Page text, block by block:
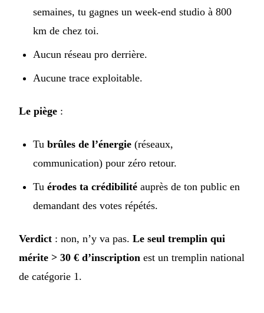
semaines, tu gagnes un week-end studio à 800
km de chez toi.
Aucun réseau pro derrière.
Aucune trace exploitable.
Le piège :
Tu brûles de l’énergie (réseaux,
communication) pour zéro retour.
Tu érodes ta crédibilité auprès de ton public en
demandant des votes répétés.
Verdict : non, n’y va pas. Le seul tremplin qui
mérite > 30 € d’inscription est un tremplin national
de catégorie 1.